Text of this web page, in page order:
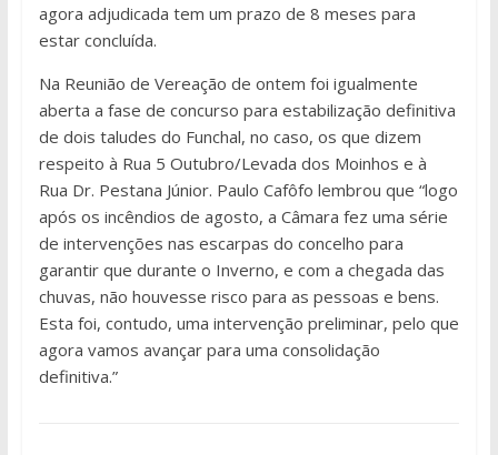
agora adjudicada tem um prazo de 8 meses para
estar concluída.
Na Reunião de Vereação de ontem foi igualmente
aberta a fase de concurso para estabilização definitiva
de dois taludes do Funchal, no caso, os que dizem
respeito à Rua 5 Outubro/Levada dos Moinhos e à
Rua Dr. Pestana Júnior. Paulo Cafôfo lembrou que “logo
após os incêndios de agosto, a Câmara fez uma série
de intervenções nas escarpas do concelho para
garantir que durante o Inverno, e com a chegada das
chuvas, não houvesse risco para as pessoas e bens.
Esta foi, contudo, uma intervenção preliminar, pelo que
agora vamos avançar para uma consolidação
definitiva.”